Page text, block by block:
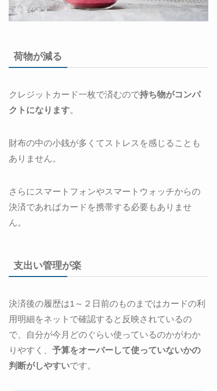
荷物が減る
クレジットカード一枚で済むので持ち物がコンパ
クトになります。
財布の中の小銭が多くてストレスを感じることも
ありません。
さらにスマートフォンやスマートウォッチからの
決済であればカードを携帯する必要もありませ
ん。
支出い管理が楽
決済後の履歴は1～２日前のものまではカードの利
用明細をネットで確認すると反映されているの
で、自分が今月どのぐらい使っているのかがわか
りやすく、 予算をオーバーして使っていないかの
判断がしやすいです。